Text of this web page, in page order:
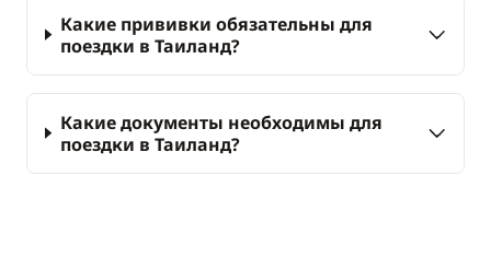
Какие прививки обязательны для
поездки в Таиланд?
Какие документы необходимы для
поездки в Таиланд?